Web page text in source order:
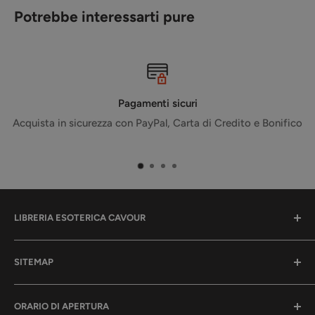
Potrebbe interessarti pure
Pagamenti sicuri
Acquista in sicurezza con PayPal, Carta di Credito e Bonifico
LIBRERIA ESOTERICA CAVOUR
La tua libreria per l'anima.
Qui troverai tanti libri, oggetti, eventi e corsi per la tua
crescita spirituale.
SITEMAP
🎤 Eventi e Corsi
ORARIO DI APERTURA